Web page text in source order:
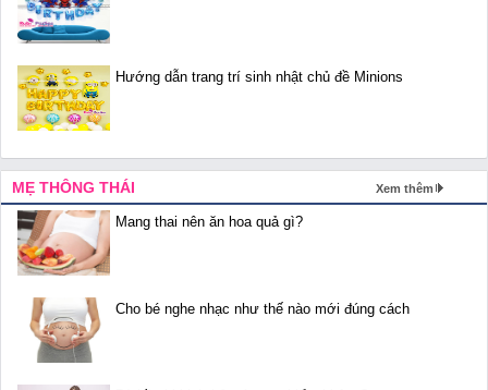
Hướng dẫn trang trí sinh nhật chủ đề Minions
MẸ THÔNG THÁI Xem thêm
Mang thai nên ăn hoa quả gì?
Cho bé nghe nhạc như thế nào mới đúng cách